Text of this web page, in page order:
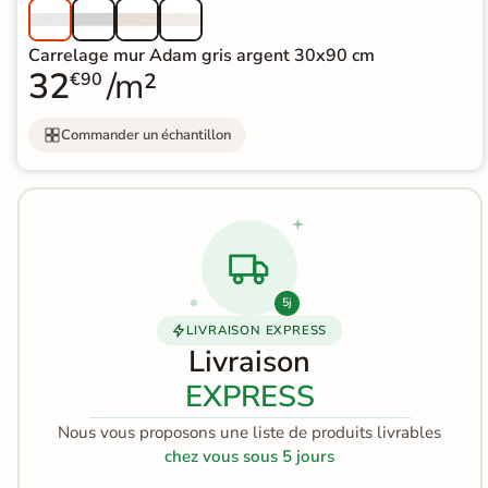
Terre
cuite &
tomette
Parement
mural
Carrelage très
Carrelage mur Adam gris argent 30x90 cm
32€90 /m²
Commander un échantillon
5j
LIVRAISON EXPRESS
Livraison
EXPRESS
Nous vous proposons une liste de produits livrables
chez vous sous 5 jours